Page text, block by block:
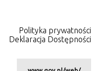
Polityka prywatności
Deklaracja Dostępności